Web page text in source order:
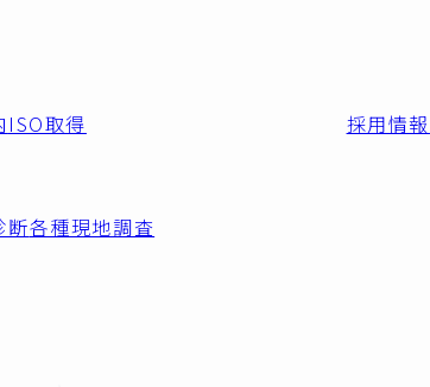
ISO取得
断各種現地調査
採用情報